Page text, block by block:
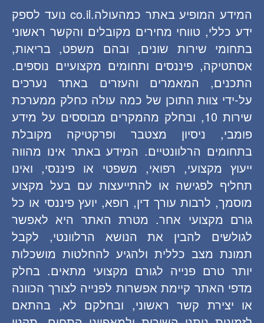
המידע המופיע באתר כמהעולה.co.il נועד לספק
ידע כללי, טווחי מחירים מקובלים והקשר ראשוני
בתחומי שירות שונים, ובהם משפט, בריאות,
אסתטיקה, פיננסים ותחומים מקצועיים נוספים.
התכנים, המאמרים והעזרים באתר נערכים
על-ידי צוות התוכן של כמה עולה כחלק ממערכת
שירות 10, ובחלק מהמקרים מבוססים על מידע
פומבי, ניסיון מצטבר ופרקטיקה מקובלת
בתחומים הרלוונטיים. המידע באתר אינו מהווה
ייעוץ מקצועי, רפואי, משפטי או פיננסי, ואינו
תחליף לפגישה או להתייעצות עם בעל מקצוע
מוסמך, לרבות עורך דין, רופא, יועץ פיננסי או כל
גורם מקצועי אחר. מטרת האתר היא לאפשר
לגולשים להבין את הנושא הרלוונטי, לקבל
תמונת מצב כללית ולהגיע להחלטות מושכלות
יותר טרם פנייה לגורם מקצועי מתאים. בחלק
מדפי האתר קיימת אפשרות לפנייה לצורך הכוונה
או יצירת קשר ראשוני, ובחלקם לא, בהתאם